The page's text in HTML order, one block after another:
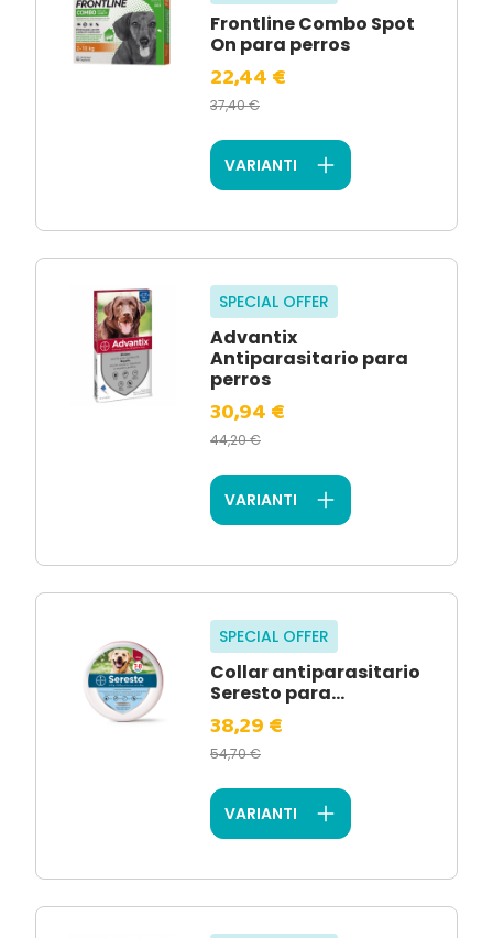
Frontline Combo Spot
On para perros
22,44 €
37,40 €
VARIANTI
SPECIAL OFFER
Advantix
Antiparasitario para
perros
30,94 €
44,20 €
VARIANTI
SPECIAL OFFER
Collar antiparasitario
Seresto para...
38,29 €
54,70 €
VARIANTI